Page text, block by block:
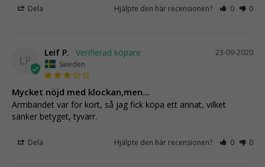
Dela Hjälpte den här recensionen? 0 0
LP
23-09-2020
Leif P.
Sweden
Mycket nöjd med klockan,men...
Armbandet var för kort, så jag fick köpa ett annat, vilket
sänker betyget, tyvärr.
Dela Hjälpte den här recensionen? 0 0